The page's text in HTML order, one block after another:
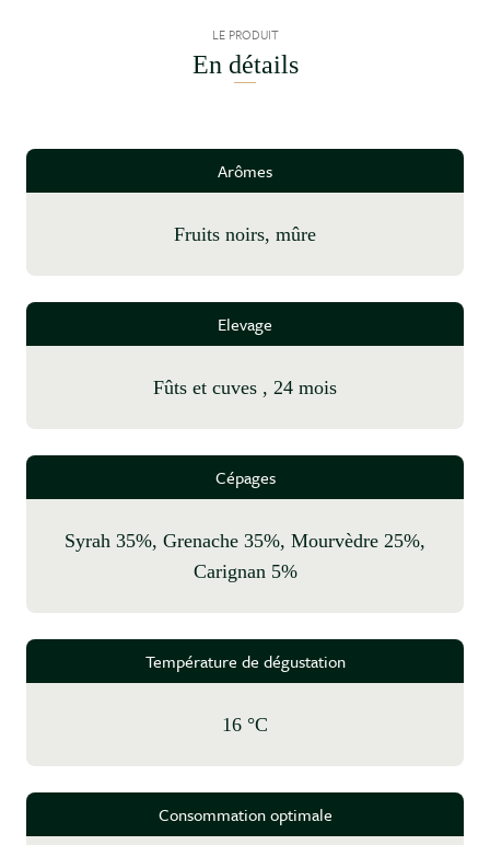
LE PRODUIT
En détails
Arômes
fruits noirs, mûre
Elevage
fûts et cuves , 24 mois
Cépages
Syrah 35%, Grenache 35%, Mourvèdre 25%,
Carignan 5%
Température de dégustation
16 °C
Consommation optimale